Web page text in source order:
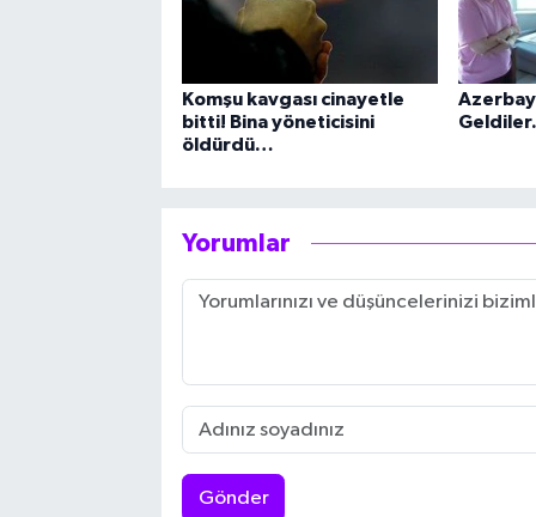
Komşu kavgası cinayetle
bitti! Bina yöneticisini
öldürdü…
Yorumlar
Gönder